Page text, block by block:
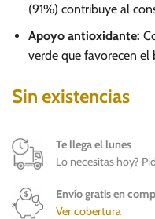
(91%) contribuye al
Apoyo antioxidante:
verde que favorecen el
Sin existencias
Te llega el lunes
Lo necesitas hoy?
Envío gratis en
Ver cobertura